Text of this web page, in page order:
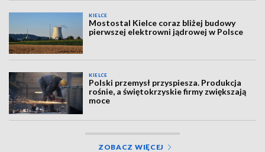
KIELCE
Mostostal Kielce coraz bliżej budowy
pierwszej elektrowni jądrowej w Polsce
KIELCE
Polski przemysł przyspiesza. Produkcja
rośnie, a świętokrzyskie firmy zwiększają
moce
ZOBACZ WIĘCEJ